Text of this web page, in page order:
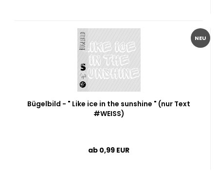
NEU
Bügelbild - " Like ice in the sunshine " (nur Text
#WEISS)
ab 0,99 EUR